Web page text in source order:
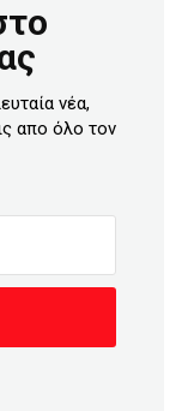
νέα,
απο όλο τον